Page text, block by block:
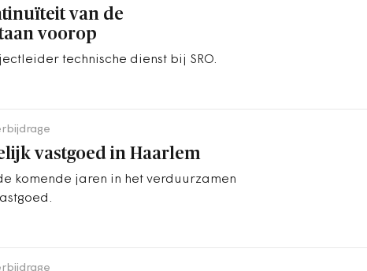
van de
voorop
technische dienst bij SRO.
vastgoed in Haarlem
komende jaren in het verduurzamen